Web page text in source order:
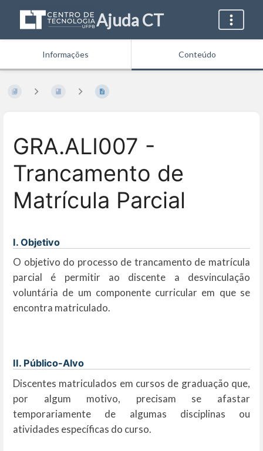
Ajuda CT
Informações Conteúdo
GRA.ALI007 -
Trancamento de
Matrícula Parcial
I. Objetivo
O objetivo do processo de trancamento de matrícula
parcial é permitir ao discente a desvinculação
voluntária de um componente curricular em que se
encontra matriculado.
II. Público-Alvo
Discentes matriculados em cursos de graduação que,
por algum motivo, precisam se afastar
temporariamente de algumas disciplinas ou
atividades específicas do curso.